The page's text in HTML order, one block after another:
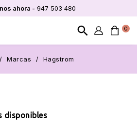
ahora - 947 503 480
0
search
Marcas Hagstrom
disponibles